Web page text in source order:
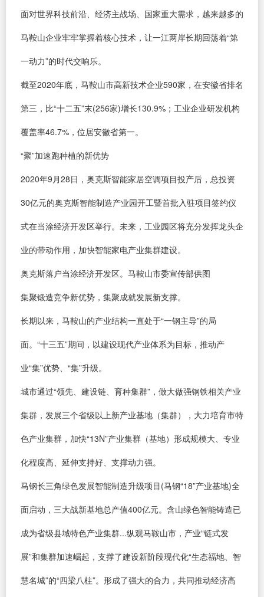
面对世界科技前沿、经济主战场、国家重大需求，越来越多的
马鞍山企业牢牢掌握着核心技术，让一江两岸长期回荡着“第
一动力”的时代交响乐。
截至2020年底，马鞍山市高新技术企业590家，在安徽省排名
第三，比“十二五”末(256家)增长130.9%；工业企业研发机构
覆盖率46.7%，位居安徽省第一。
“聚”加速跑种植的新优势
2020年9月28日，奥克斯智能家居空调项目投产后，总投资
30亿元的奥克斯智能制造产业园开工暨首批入驻项目签约仪
式在当涂经济开发区举行。未来，工业园区将充分发挥龙头企
业的带动作用，加快智能家电产业集群建设。
奥克斯落户当涂经济开发区。马鞍山市委宣传部供图
集聚锻造竞争新优势，集聚成就发展新支撑。
长期以来，马鞍山的产业结构一直处于“一钢主导”的局
面。“十三五”期间，以建设现代产业体系为目标，推动产
业“集”优势、“集”升级。
城市通过“领先、建设链、育种集群”，做大做强钢铁相关产业
集群，发展三个省级以上新产业基地（集群），大力培育市特
色产业集群，加快“13N”产业集群（基地）形成规模大、专业
化程度高、延伸支持好、支撑动力强。
马钢长三角绿色发展智能制造升级项目(马钢“18”产业基地)全
面启动，三大战新基地总产值400亿元。含山绿色智能铸造已
成为省级县域特色产业集群...纵观马鞍山市，产业“链式发
展”和集群加速崛起，支撑了建设新阶段现代化“生态福地、智
慧名城”的“四梁八柱”。形成了强大的合力，共同推动经济高